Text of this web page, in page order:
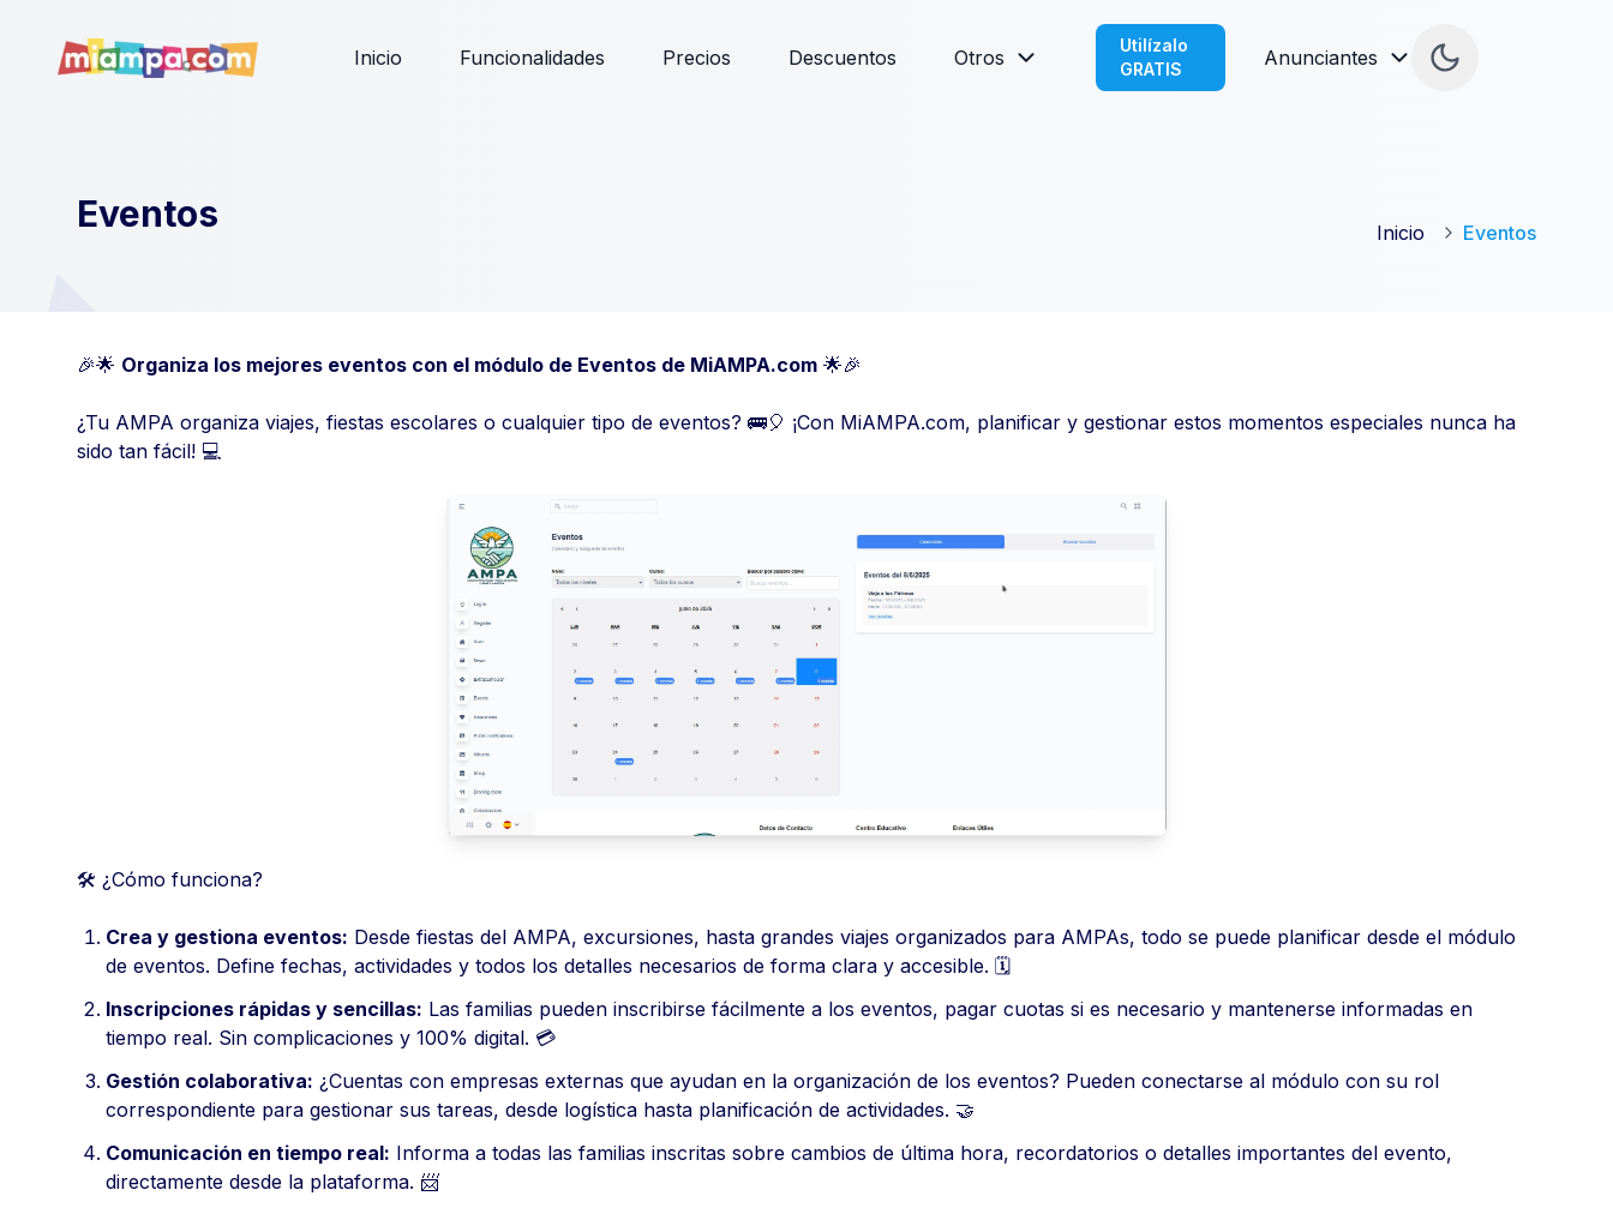
Inicio Funcionalidades Precios Descuentos Otros
Utilízalo
GRATIS
Anunciantes
Eventos Inicio Eventos
🎉🌟 Organiza los mejores eventos con el módulo de Eventos de MiAMPA.com 🌟🎉
¿Tu AMPA organiza viajes, fiestas escolares o cualquier tipo de eventos? 🚌🎈 ¡Con MiAMPA.com, planificar y gestionar estos momentos especiales nunca ha
sido tan fácil! 💻
🛠️ ¿Cómo funciona?
Crea y gestiona eventos: Desde fiestas del AMPA, excursiones, hasta grandes viajes organizados para AMPAs, todo se puede planificar desde el módulo
de eventos. Define fechas, actividades y todos los detalles necesarios de forma clara y accesible. 🗓️
Inscripciones rápidas y sencillas: Las familias pueden inscribirse fácilmente a los eventos, pagar cuotas si es necesario y mantenerse informadas en
tiempo real. Sin complicaciones y 100% digital. 💳
Gestión colaborativa: ¿Cuentas con empresas externas que ayudan en la organización de los eventos? Pueden conectarse al módulo con su rol
correspondiente para gestionar sus tareas, desde logística hasta planificación de actividades. 🤝
Comunicación en tiempo real: Informa a todas las familias inscritas sobre cambios de última hora, recordatorios o detalles importantes del evento,
directamente desde la plataforma. 📨